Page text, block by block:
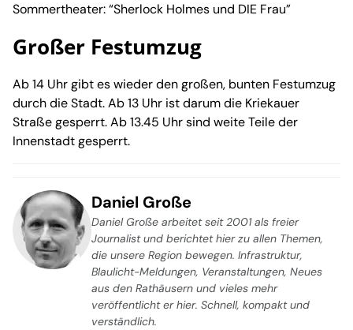
Sommertheater: “Sherlock Holmes und DIE Frau”
Großer Festumzug
Ab 14 Uhr gibt es wieder den großen, bunten Festumzug
durch die Stadt. Ab 13 Uhr ist darum die Kriekauer
Straße gesperrt. Ab 13.45 Uhr sind weite Teile der
Innenstadt gesperrt.
Daniel Große
Daniel Große arbeitet seit 2001 als freier
Journalist und berichtet hier zu allen Themen,
die unsere Region bewegen. Infrastruktur,
Blaulicht-Meldungen, Veranstaltungen, Neues
aus den Rathäusern und vieles mehr
veröffentlicht er hier. Schnell, kompakt und
verständlich.